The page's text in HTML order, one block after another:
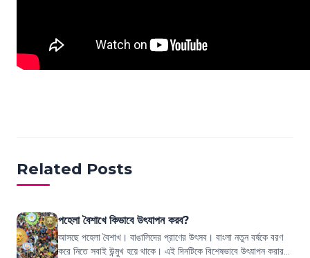
Related Posts
পহেলা বৈশাখে কিভাবে উৎযাপন করব?
আসছে পহেলা বৈশাখ। বাঙালিদের প্রাণের উৎসব। বাংলা নতুন বর্ষকে বরণ
করে নিতে সবাই উন্মুখ হয়ে থাকে। এই দিনটিকে বিশেষভাবে উৎযাপন করার